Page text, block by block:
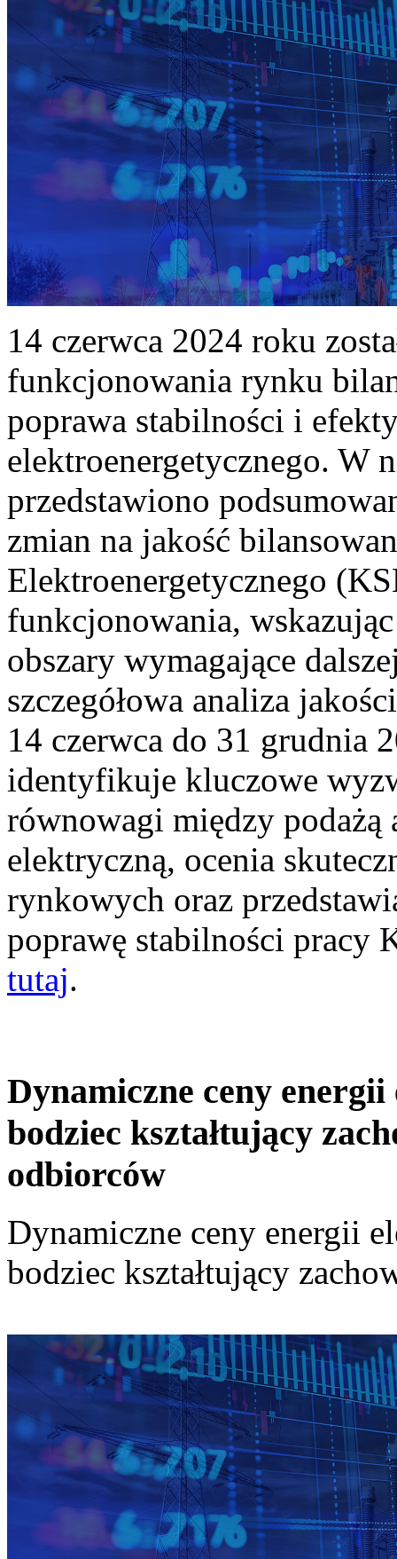
14 czerwca 2024 roku
funkcjonowania rynku
poprawa stabilności i
elektroenergetycznego. W
przedstawiono
zmian na jakość
Elektroenergetycznego
funkcjonowania,
obszary wymagające
szczegółowa analiza
14 czerwca do 31 grudnia
identyfikuje kluczowe
równowagi między podażą
elektryczną, ocenia
rynkowych oraz
poprawę stabilności pracy
tutaj.
Dynamiczne ceny
bodziec kształtujący
odbiorców
Dynamiczne ceny energii
bodziec kształtujący